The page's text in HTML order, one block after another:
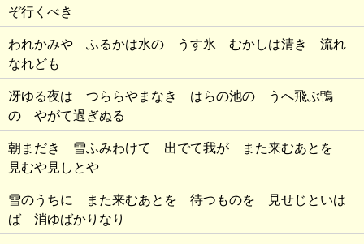
ぞ行くべき
われかみや ふるかは水の うす氷 むかしは清き 流れ
なれども
冴ゆる夜は つららやまなき はらの池の うへ飛ぶ鴨
の やがて過ぎぬる
朝まだき 雪ふみわけて 出でて我が また来むあとを
見むや見しとや
雪のうちに また来むあとを 待つものを 見せじといは
ば 消ゆばかりなり